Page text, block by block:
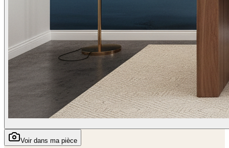
Voir dans ma pièce